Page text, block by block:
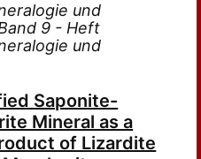
und
9 - Heft
und
Saponite-
Mineral as a
of Lizardite